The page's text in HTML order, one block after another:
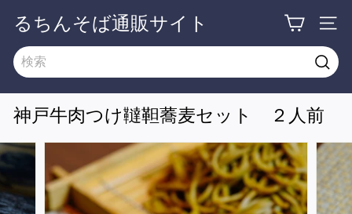
るちんそば通販サイト
神戸牛肉つけ韃靼蕎麦セット ２人前